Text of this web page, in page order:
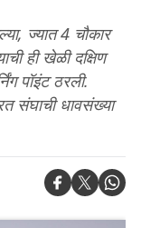
ज्यात 4 चौकार
ही खेळी दक्षिण
पॉइंट ठरली.
संघाची धावसंख्या